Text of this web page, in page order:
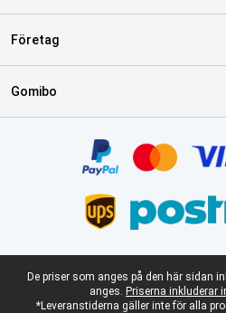
Företag
Gomibo
Juridisk fotnot
De priser som anges på den här sidan
anges. Priserna inkluderar
*Leveranstiderna gäller inte för alla